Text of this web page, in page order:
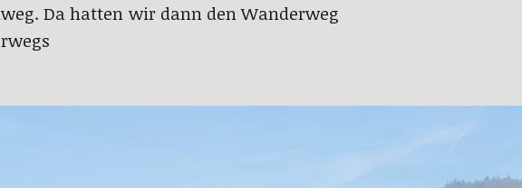
Da hatten wir dann den Wanderweg